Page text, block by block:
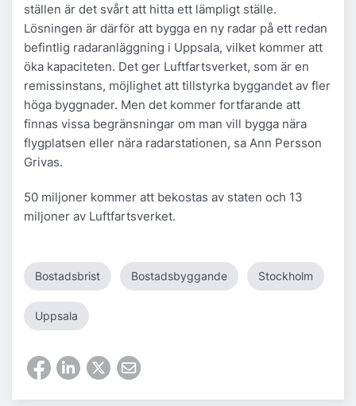
ställen är det svårt att hitta ett lämpligt ställe.
Lösningen är därför att bygga en ny radar på ett redan
befintlig radaranläggning i Uppsala, vilket kommer att
öka kapaciteten. Det ger Luftfartsverket, som är en
remissinstans, möjlighet att tillstyrka byggandet av fler
höga byggnader. Men det kommer fortfarande att
finnas vissa begränsningar om man vill bygga nära
flygplatsen eller nära radarstationen, sa Ann Persson
Grivas.
50 miljoner kommer att bekostas av staten och 13
miljoner av Luftfartsverket.
Bostadsbrist Bostadsbyggande Stockholm
Uppsala